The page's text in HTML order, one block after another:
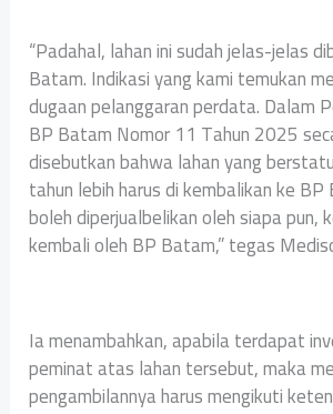
“Padahal, lahan ini sudah jelas-jelas
Batam. Indikasi yang kami temukan
dugaan pelanggaran perdata. Dalam
BP Batam Nomor 11 Tahun 2025
disebutkan bahwa lahan yang
tahun lebih harus di kembalikan ke
boleh diperjualbelikan oleh siapa pun,
kembali oleh BP Batam,” tegas
Ia menambahkan, apabila terdapat
peminat atas lahan tersebut, maka
pengambilannya harus mengikuti